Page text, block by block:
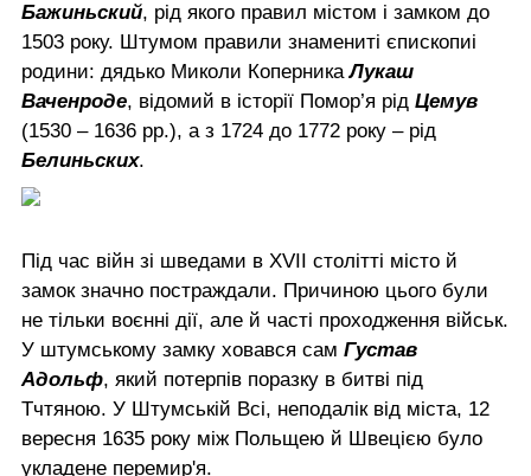
Бажиньский, рід якого правил містом і замком до
1503 року. Штумом правили знамениті єпископиі
родини: дядько Миколи КоперникаЛукаш
Ваченроде, відомий в історії Помор’я рід Цемув
(1530 – 1636 рр.), а з 1724 до 1772 року – рід
Белиньских.
Під час війн зі шведами в XVII столітті місто й
замок значно постраждали. Причиною цього були
не тільки воєнні дії, але й часті проходження військ.
У штумському замку ховався сам Густав
Адольф, який потерпів поразку в битві під
Тчтяною. У Штумській Всі, неподалік від міста, 12
вересня 1635 року між Польщею й Швецією було
укладене перемир'я.